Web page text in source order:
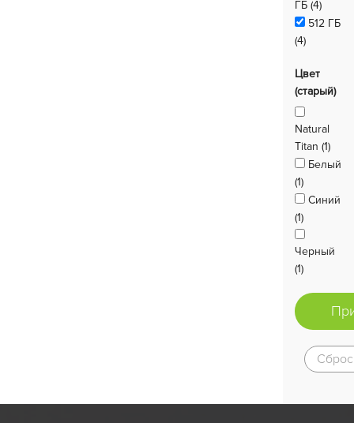
ГБ (4)
512 ГБ
(4)
Цвет
(старый)
Natural
Titan (1)
Белый
(1)
Синий
(1)
Черный
(1)